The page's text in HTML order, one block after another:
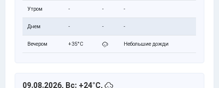
Утром - - -
Днем - - -
Вечером +35°C Небольшие дожди
09.08.2026, Вс: +24°C,